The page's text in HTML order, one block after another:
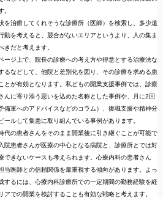
。
治療してくれそうな診療所（医師）を検索し、多少遠
動を考えると、競合がないエリアというより、人の集ま
きだと考えます。
ジ上で、院長の診療への考え方や得意とする治療法な
るなどして、他院と差別化を図り、その診療を求める患
とが有効となります。私どもの開業支援事例では、診療
んに寄り添う思いを込めた名称とした事例や、月に2回
備軍へのアドバイスなどのコラム）、復職支援や精神分
ルして集患に取り組んでいる事例があります。
の患者さんをそのまま開業後に引き継ぐことが可能で
院患者さんが医療の中心となる病院と、診療所とでは対
できないケースも考えられます。心療内科の患者さん
当医師との信頼関係を最重視する傾向があります。よっ
するには、心療内科診療所での一定期間の勤務経験を経
での開業を検討することも有効な戦略と考えます。